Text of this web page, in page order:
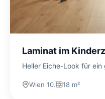
Laminat im
Heller Eiche-Look für
Wien 10. 18 m²